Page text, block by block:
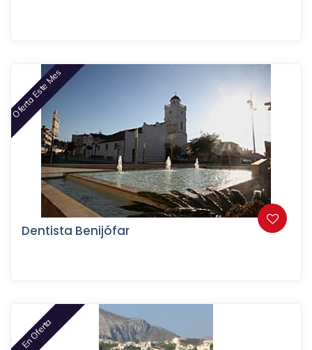
Oferta Este Mes
Dentista Benijófar
En Oferta